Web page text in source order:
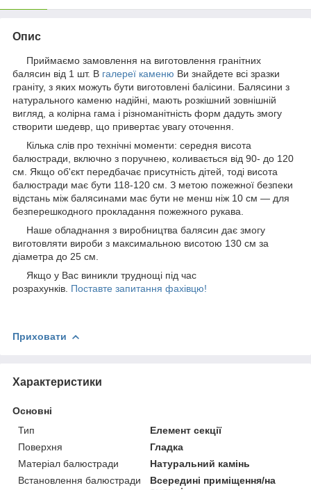
Опис
Приймаємо замовлення на виготовлення гранітних
балясин від 1 шт. В галереї каменю Ви знайдете всі зразки
граніту, з яких можуть бути виготовлені балісини. Балясини з
натурального каменю надійні, мають розкішний зовнішній
вигляд, а колірна гама і різноманітність форм дадуть змогу
створити шедевр, що привертає увагу оточення.
Кілька слів про технічні моменти: середня висота
балюстради, включно з поручнею, коливається від 90- до 120
см. Якщо об'єкт передбачає присутність дітей, тоді висота
балюстради має бути 118-120 см. З метою пожежної безпеки
відстань між балясинами має бути не менш ніж 10 см — для
безперешкодного прокладання пожежного рукава.
Наше обладнання з виробництва балясин дає змогу
виготовляти вироби з максимальною висотою 130 см за
діаметра до 25 см.
Якщо у Вас виникли труднощі під час
розрахунків. Поставте запитання фахівцю!
Приховати
Характеристики
Основні
Тип
Елемент секції
Поверхня
Гладка
Матеріал балюстради
Натуральний камінь
Встановлення балюстради
Всередині приміщення/на